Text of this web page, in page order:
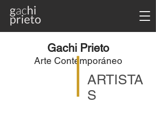
Gachi Prieto
Arte Contemporáneo
ARTISTA
S